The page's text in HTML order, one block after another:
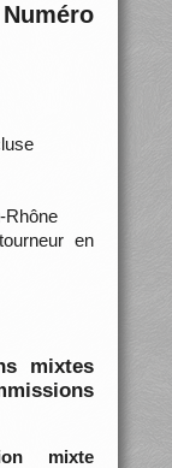
Rhône
en
mixtes
mixte